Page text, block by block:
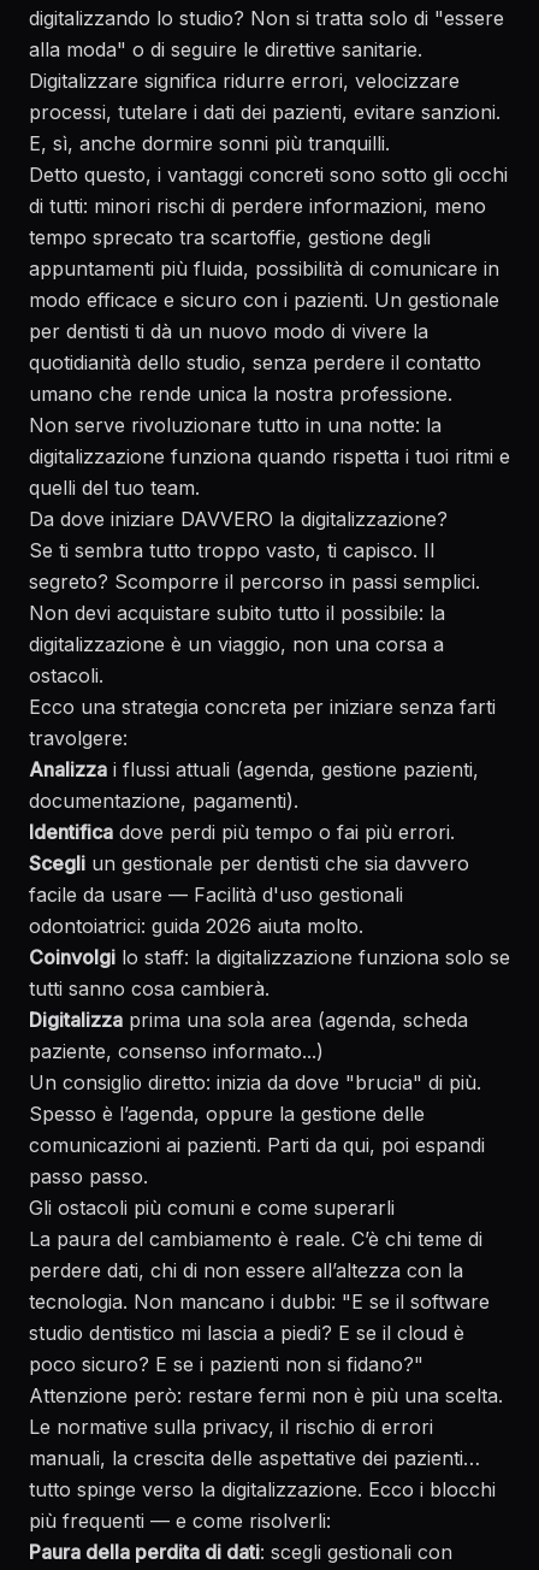
digitalizzando lo studio? Non si tratta solo di "essere
alla moda" o di seguire le direttive sanitarie.
Digitalizzare significa ridurre errori, velocizzare
processi, tutelare i dati dei pazienti, evitare sanzioni.
E, sì, anche dormire sonni più tranquilli.
Detto questo, i vantaggi concreti sono sotto gli occhi
di tutti: minori rischi di perdere informazioni, meno
tempo sprecato tra scartoffie, gestione degli
appuntamenti più fluida, possibilità di comunicare in
modo efficace e sicuro con i pazienti. Un gestionale
per dentisti ti dà un nuovo modo di vivere la
quotidianità dello studio, senza perdere il contatto
umano che rende unica la nostra professione.
Non serve rivoluzionare tutto in una notte: la
digitalizzazione funziona quando rispetta i tuoi ritmi e
quelli del tuo team.
Da dove iniziare DAVVERO la digitalizzazione?
Se ti sembra tutto troppo vasto, ti capisco. Il
segreto? Scomporre il percorso in passi semplici.
Non devi acquistare subito tutto il possibile: la
digitalizzazione è un viaggio, non una corsa a
ostacoli.
Ecco una strategia concreta per iniziare senza farti
travolgere:
Analizza i flussi attuali (agenda, gestione pazienti,
documentazione, pagamenti).
Identifica dove perdi più tempo o fai più errori.
Scegli un gestionale per dentisti che sia davvero
facile da usare — Facilità d'uso gestionali
odontoiatrici: guida 2026 aiuta molto.
Coinvolgi lo staff: la digitalizzazione funziona solo se
tutti sanno cosa cambierà.
Digitalizza prima una sola area (agenda, scheda
paziente, consenso informato...)
Un consiglio diretto: inizia da dove "brucia" di più.
Spesso è l’agenda, oppure la gestione delle
comunicazioni ai pazienti. Parti da qui, poi espandi
passo passo.
Gli ostacoli più comuni e come superarli
La paura del cambiamento è reale. C’è chi teme di
perdere dati, chi di non essere all’altezza con la
tecnologia. Non mancano i dubbi: "E se il software
studio dentistico mi lascia a piedi? E se il cloud è
poco sicuro? E se i pazienti non si fidano?"
Attenzione però: restare fermi non è più una scelta.
Le normative sulla privacy, il rischio di errori
manuali, la crescita delle aspettative dei pazienti…
tutto spinge verso la digitalizzazione. Ecco i blocchi
più frequenti — e come risolverli:
Paura della perdita di dati: scegli gestionali con